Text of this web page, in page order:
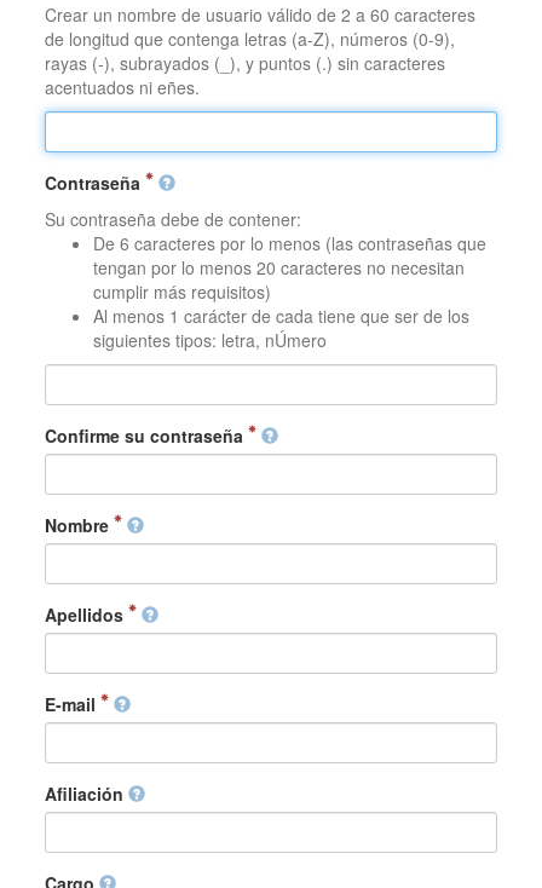
Crear un nombre de usuario válido de 2 a 60 caracteres
de longitud que contenga letras (a-Z), números (0-9),
rayas (-), subrayados (_), y puntos (.) sin caracteres
acentuados ni eñes.
Contraseña
Su contraseña debe de contener:
De 6 caracteres por lo menos (las contraseñas que
tengan por lo menos 20 caracteres no necesitan
cumplir más requisitos)
Al menos 1 carácter de cada tiene que ser de los
siguientes tipos: letra, nÚmero
Confirme su contraseña
Nombre
Apellidos
E-mail
Afiliación
Cargo